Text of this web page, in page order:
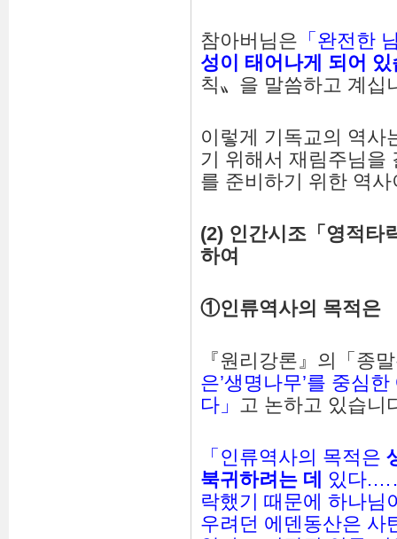
참아버님은 「완전한
성이
태어나게 되어 있
칙〟을 말씀하고 계십
이렇게 기독교의 역사
기 위해서 재림주님
를 준비하기 위한 역
(2) 인간시조 「 영적타
하여
①인류역사의 목적은
『원리강론』의「종
은’생명나무’를 중심
다」
고 논하고 있습니
「인류역사의 목적은
북귀 하려는 데 있다
락했기 때문에 하나님
우려던 에덴동산은 사